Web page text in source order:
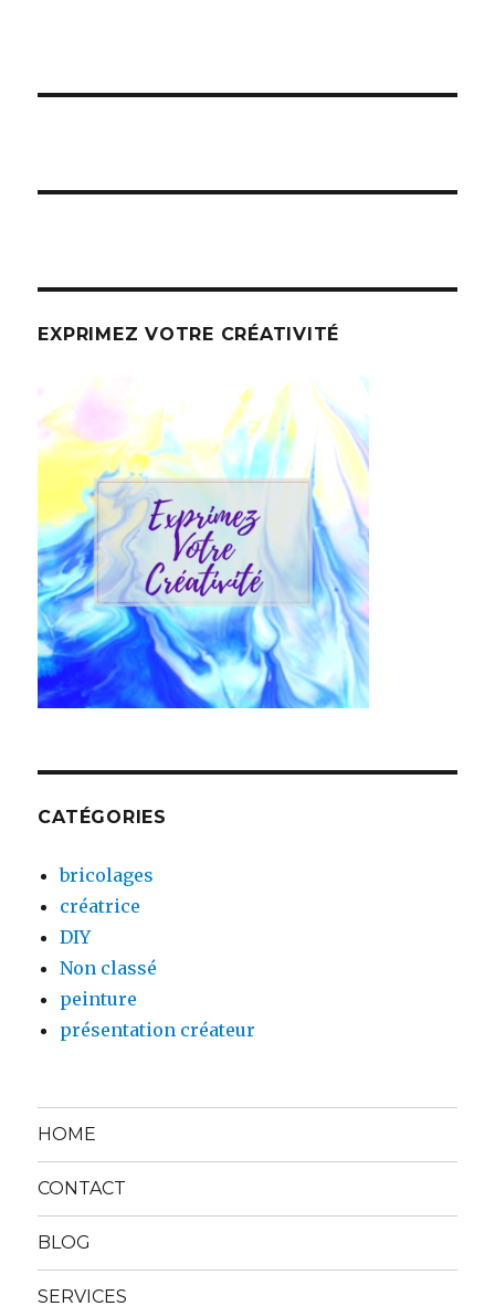
EXPRIMEZ VOTRE CRÉATIVITÉ
CATÉGORIES
bricolages
créatrice
DIY
Non classé
peinture
présentation créateur
HOME
CONTACT
BLOG
SERVICES